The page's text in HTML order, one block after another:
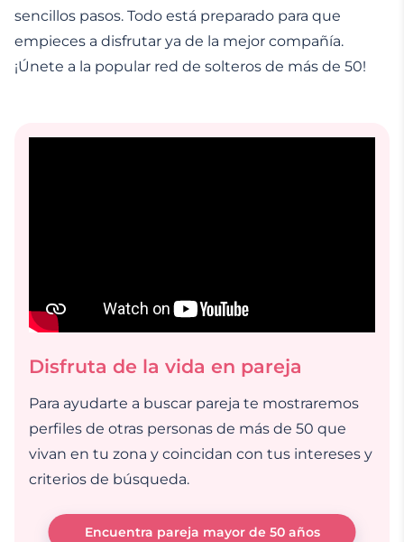
sencillos pasos. Todo está preparado para que
empieces a disfrutar ya de la mejor compañía.
¡Únete a la popular red de solteros de más de 50!
Disfruta de la vida en pareja
Para ayudarte a buscar pareja te mostraremos
perfiles de otras personas de más de 50 que
vivan en tu zona y coincidan con tus intereses y
criterios de búsqueda.
Encuentra pareja mayor de 50 años